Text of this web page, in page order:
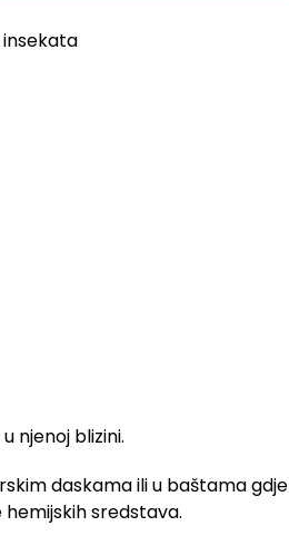
njenoj blizini.
daskama ili u baštama gdje
sredstava.